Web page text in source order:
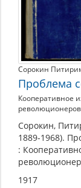
Сорокин
Проблема
Кооперативное
Сорокин,
1889-1968).
:
1917